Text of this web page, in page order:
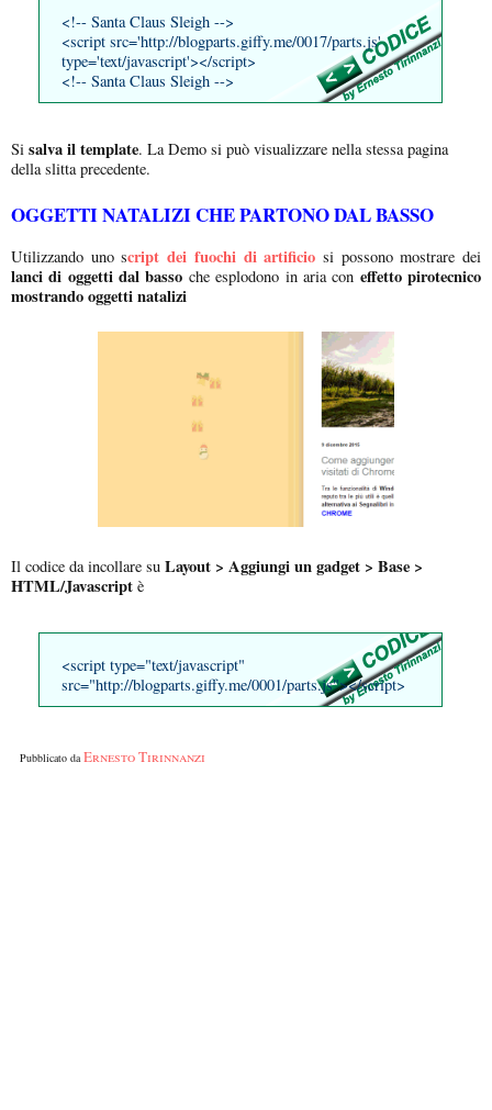
<!-- Santa Claus Sleigh -->
<script src='http://blogparts.giffy.me/0017/parts.js'
type='text/javascript'></script>
<!-- Santa Claus Sleigh -->
Si salva il template. La Demo si può visualizzare nella stessa pagina
della slitta precedente.
OGGETTI NATALIZI CHE PARTONO DAL BASSO
Utilizzando uno script dei fuochi di artificio si possono mostrare dei
lanci di oggetti dal basso che esplodono in aria con effetto pirotecnico
mostrando oggetti natalizi
Il codice da incollare su Layout > Aggiungi un gadget > Base >
HTML/Javascript è
<script type="text/javascript"
src="http://blogparts.giffy.me/0001/parts.js"></script>
Pubblicato daErnesto Tirinnanzi